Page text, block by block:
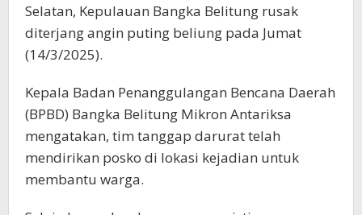
Selatan, Kepulauan Bangka Belitung rusak
diterjang angin puting beliung pada Jumat
(14/3/2025).
Kepala Badan Penanggulangan Bencana Daerah
(BPBD) Bangka Belitung Mikron Antariksa
mengatakan, tim tanggap darurat telah
mendirikan posko di lokasi kejadian untuk
membantu warga.